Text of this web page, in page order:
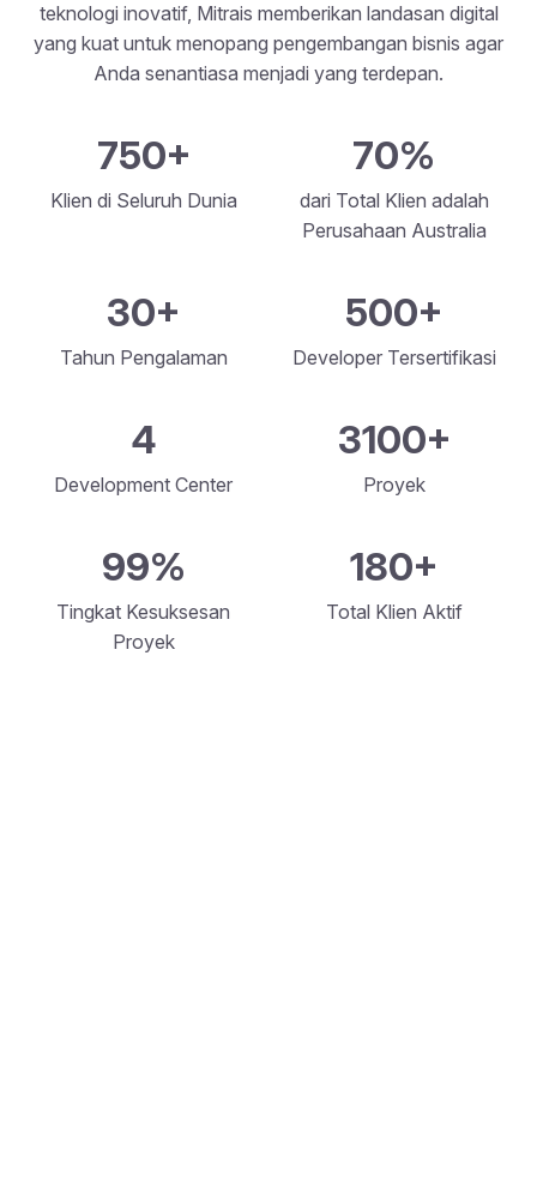
teknologi inovatif, Mitrais memberikan landasan digital
yang kuat untuk menopang pengembangan bisnis agar
Anda senantiasa menjadi yang terdepan.
750+
Klien di Seluruh Dunia
70%
dari Total Klien adalah
Perusahaan Australia
30+
Tahun Pengalaman
500+
Developer Tersertifikasi
4
Development Center
3100+
Proyek
99%
Tingkat Kesuksesan
Proyek
180+
Total Klien Aktif